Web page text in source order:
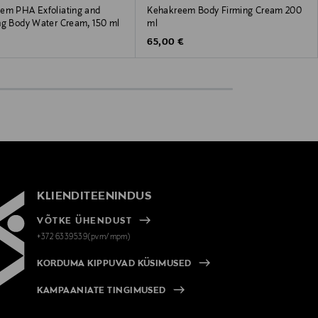
PHA Exfoliating and
Body Water Cream, 150 ml
Kehakreem Body Firming Cream 200
ml
Original Price
65,00 €
KLIENDITEENINDUS
VÕTKE ÜHENDUST
+372 6339539(pvm/mpm)
KORDUMA KIPPUVAD KÜSIMUSED
KAMPAANIATE TINGIMUSED